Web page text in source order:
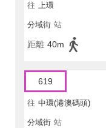
往 上環
分域街 站
距離 40m
619
往 中環(港澳碼頭)
分域街 站